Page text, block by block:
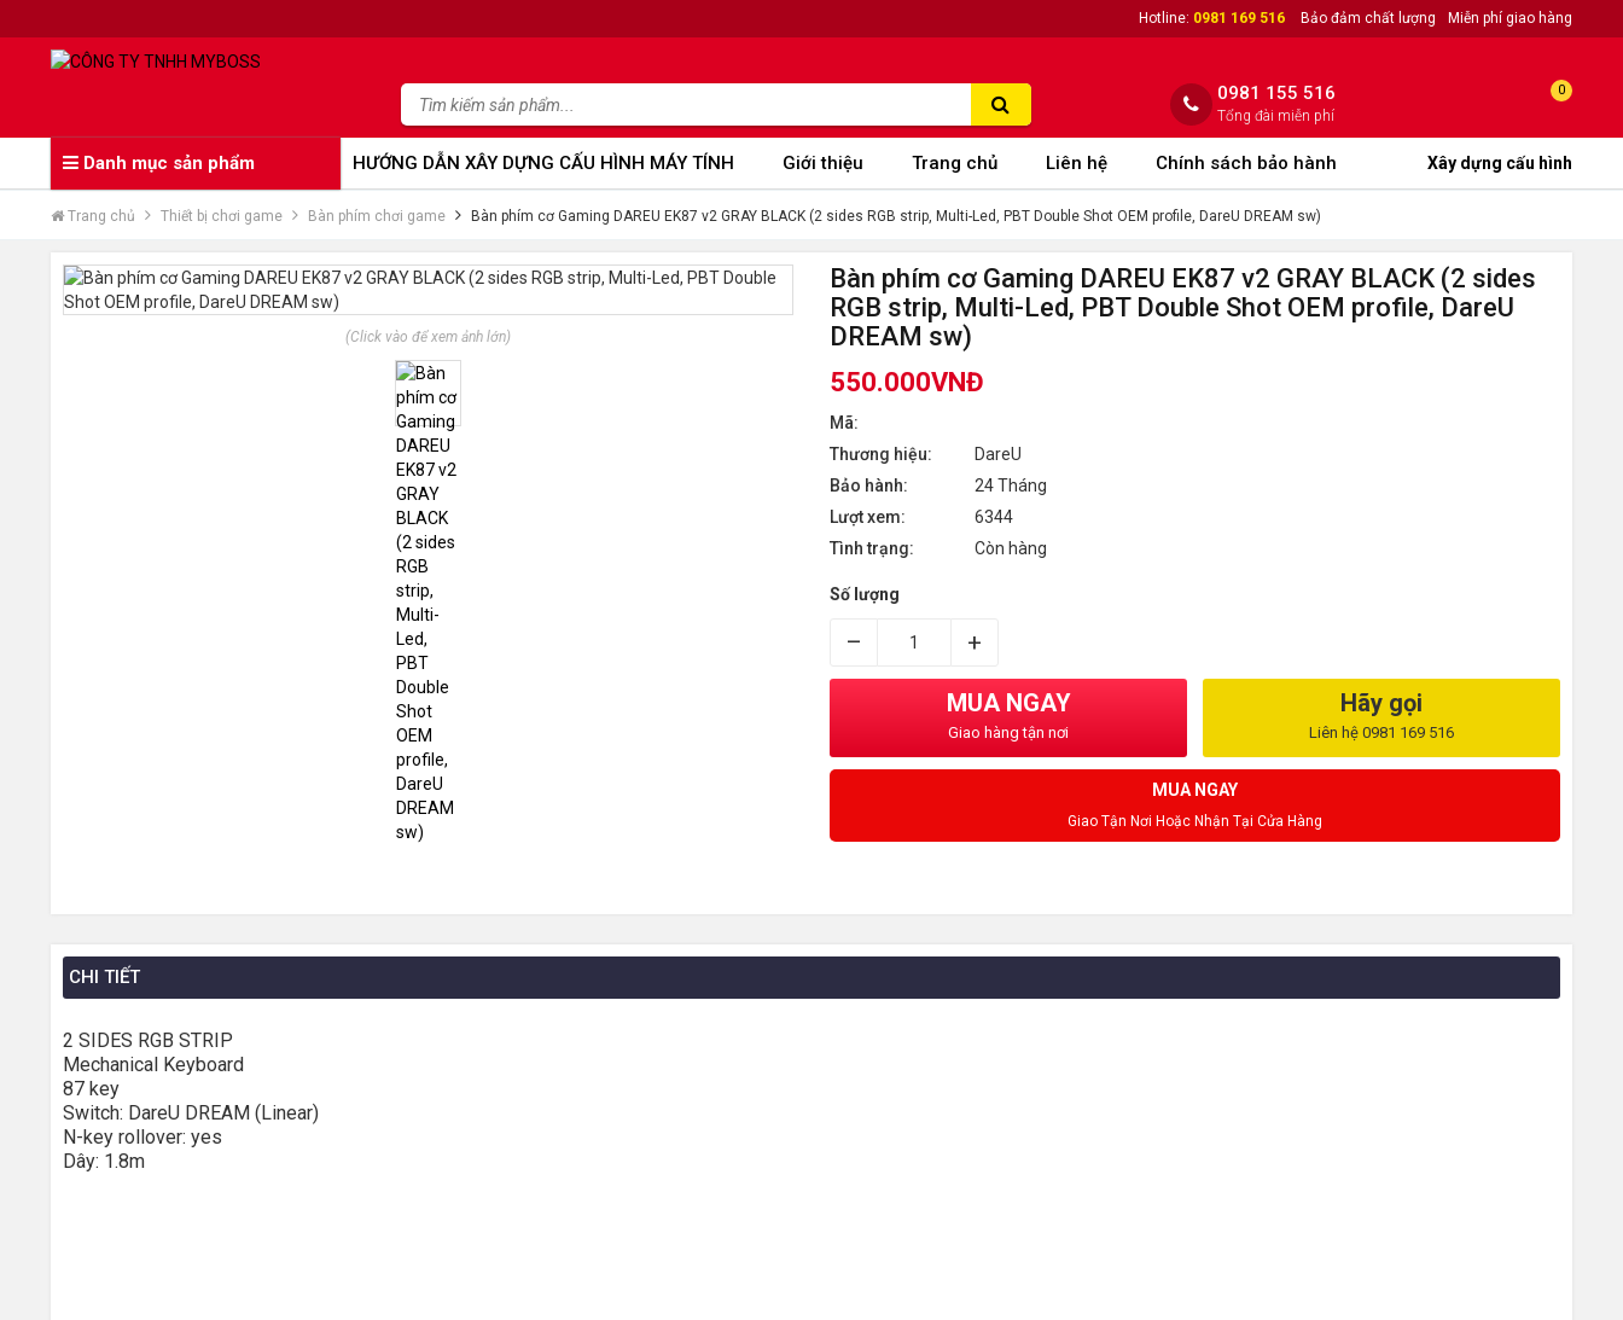
Hotline: 0981 169 516 Bảo đảm chất lượng Miễn phí giao hàng
0981 155 516
Tổng đài miễn phí
0
Danh mục sản phẩm HƯỚNG DẪN XÂY DỰNG CẤU HÌNH MÁY TÍNH Giới thiệu Trang chủ Liên hệ Chính sách bảo hành Xây dựng cấu hình
Trang chủ Thiết bị chơi game Bàn phím chơi game Bàn phím cơ Gaming DAREU EK87 v2 GRAY BLACK (2 sides RGB strip, Multi-Led, PBT Double Shot OEM profile, DareU DREAM sw)
(Click vào để xem ảnh lớn)
Bàn phím cơ Gaming DAREU EK87 v2 GRAY BLACK (2 sides
RGB strip, Multi-Led, PBT Double Shot OEM profile, DareU
DREAM sw)
550.000VNĐ
Mã:
Thương hiệu:
DareU
Bảo hành:
24 Tháng
Lượt xem:
6344
Tình trạng:
Còn hàng
Số lượng
– +
MUA NGAY
Giao hàng tận nơi
Hãy gọi
Liên hệ 0981 169 516
MUA NGAY
Giao Tận Nơi Hoặc Nhận Tại Cửa Hàng
CHI TIẾT
2 SIDES RGB STRIP
Mechanical Keyboard
87 key
Switch: DareU DREAM (Linear)
N-key rollover: yes
Dây: 1.8m